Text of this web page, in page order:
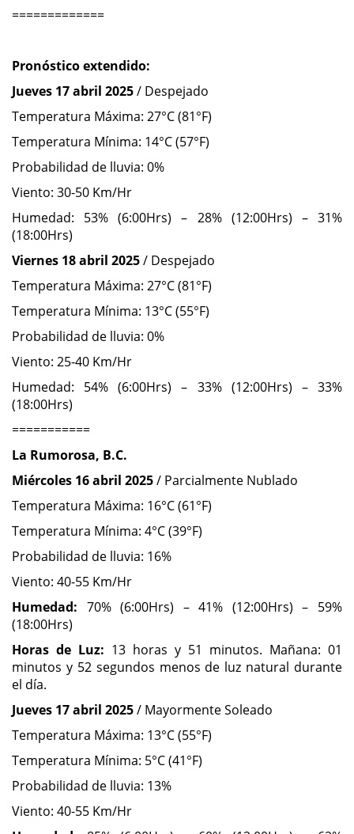
=============
Pronóstico extendido:
Jueves 17 abril 2025/ Despejado
Temperatura Máxima: 27°C (81°F)
Temperatura Mínima: 14°C (57°F)
Probabilidad de lluvia: 0%
Viento: 30-50 Km/Hr
Humedad: 53% (6:00Hrs) – 28% (12:00Hrs) – 31%
(18:00Hrs)
Viernes 18 abril 2025/ Despejado
Temperatura Máxima: 27°C (81°F)
Temperatura Mínima: 13°C (55°F)
Probabilidad de lluvia: 0%
Viento: 25-40 Km/Hr
Humedad: 54% (6:00Hrs) – 33% (12:00Hrs) – 33%
(18:00Hrs)
===========
La Rumorosa, B.C.
Miércoles 16 abril 2025/ Parcialmente Nublado
Temperatura Máxima: 16°C (61°F)
Temperatura Mínima: 4°C (39°F)
Probabilidad de lluvia: 16%
Viento: 40-55 Km/Hr
Humedad: 70% (6:00Hrs) – 41% (12:00Hrs) – 59%
(18:00Hrs)
Horas de Luz: 13 horas y 51 minutos. Mañana: 01
minutos y 52 segundos menos de luz natural durante
el día.
Jueves 17 abril 2025/ Mayormente Soleado
Temperatura Máxima: 13°C (55°F)
Temperatura Mínima: 5°C (41°F)
Probabilidad de lluvia: 13%
Viento: 40-55 Km/Hr